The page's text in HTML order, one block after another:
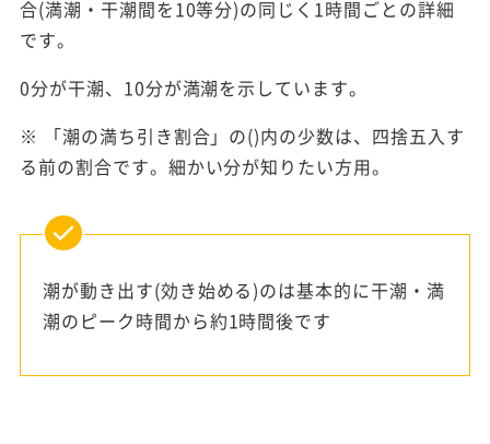
合(満潮・干潮間を10等分)の同じく1時間ごとの詳細
です。
0分が干潮、10分が満潮を示しています。
※ 「潮の満ち引き割合」の()内の少数は、四捨五入す
る前の割合です。細かい分が知りたい方用。
潮が動き出す(効き始める)のは基本的に干潮・満
潮のピーク時間から約1時間後です